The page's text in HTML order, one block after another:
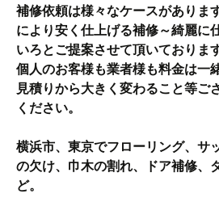
補修依頼は様々なケースがありま
により安く仕上げる補修～綺麗に
いろとご提案させて頂いております
個人のお客様も業者様も料金は一
見積りから大きく変わること等ご
ください。
横浜市、東京でフローリング、サ
の欠け、巾木の割れ、ドア補修、
ど。